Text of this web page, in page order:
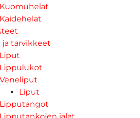
Kuomuhelat
Kaidehelat
ja tarvikkeet
Liput
Lippulukot
Veneliput
Liput
Lipputangot